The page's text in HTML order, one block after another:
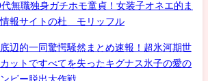
職独身ガチホモ童貞！女装子オネエ的ま
情報サイトの杜 モリッフル
辺的一同驚愕騒然まとめ速報！超氷河期世
ットですべてを失ったキグナス氷子の愛の
ビー脱出大作戦